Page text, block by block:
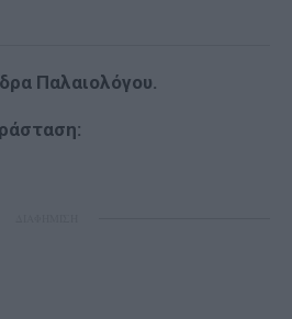
Παλαιολόγου.